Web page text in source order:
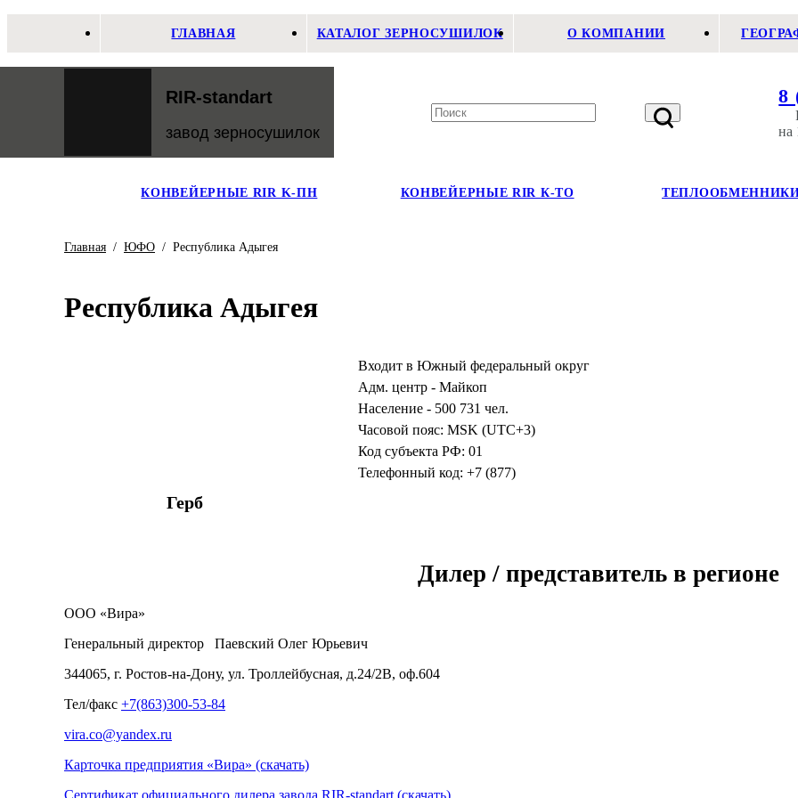
ГЛАВНАЯ КАТАЛОГ ЗЕРНОСУШИЛОК О КОМПАНИИ
RIR-standart
завод зерносушилок
8
на
КОНВЕЙЕРНЫЕ RIR K-ПН КОНВЕЙЕРНЫЕ RIR К-ТО ТЕПЛООБМЕННИКИ
Главная / ЮФО / Республика Адыгея
Республика Адыгея
Герб
Входит в Южный федеральный округ
Адм. центр - Майкоп
Население - 500 731 чел.
Часовой пояс: MSK (UTC+3)
Код субъекта РФ: 01
Телефонный код: +7 (877)
Дилер / представитель в регионе
ООО «Вира»
Генеральный директор Паевский Олег Юрьевич
344065, г. Ростов-на-Дону, ул. Троллейбусная, д.24/2В, оф.604
Тел/факс +7(863)300-53-84
vira.co@yandex.ru
Карточка предприятия «Вира» (скачать)